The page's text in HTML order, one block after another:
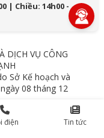
| Chiều: 14h00 -
DỊCH VỤ CÔNG
Sở Kế hoạch và
08 tháng 12
Phòng
điện Tin tức